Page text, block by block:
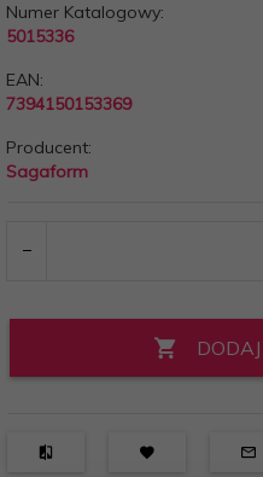
Numer Katalogowy:
5015336
EAN:
7394150153369
Producent:
Sagaform